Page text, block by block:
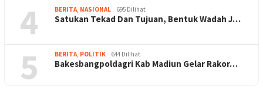
4 BERITA NASIONAL 695 Dilihat
Satukan Tekad Dan Tujuan, Bentuk Wadah J…
5 BERITA POLITIK 644 Dilihat
Bakesbangpoldagri Kab Madiun Gelar Rakor…